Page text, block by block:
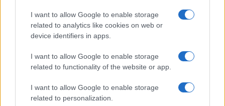
I want to allow Google to enable storage
related to analytics like cookies on web or
device identifiers in apps.
I want to allow Google to enable storage
related to functionality of the website or app.
I want to allow Google to enable storage
related to personalization.
Brandnyúl mini disco
Ilyen még nem volt: most a gyerkőcök bulizhatnak a Káptalan
Kertben!
Helyi hírek
A világon évente mintegy 25 millió tonna őszibarack terem, Kína
- csaknem 17 millió tonnával - messze a legnagyobb termelő.